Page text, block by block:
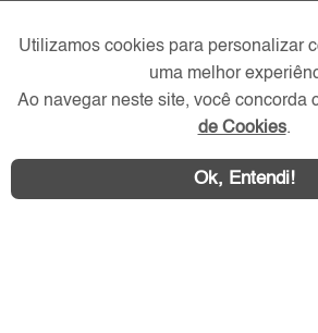
WhatsApp
Área exclusiva aos
acesse sua conta:
Utilizamos cookies para personalizar
uma melhor
Ao navegar neste site, você concorda
de Cookies.
Ok, Entendi!